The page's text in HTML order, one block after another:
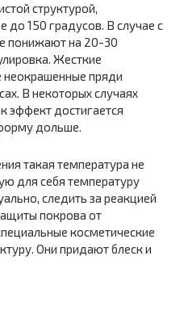
структурой,
до 150 градусов. В случае с
понижают на 20-30
Жесткие
пряди
В некоторых случаях
эффект достигается
дольше.
такая температура не
для себя температуру
следить за реакцией
покрова от
косметические
Они придают блеск и